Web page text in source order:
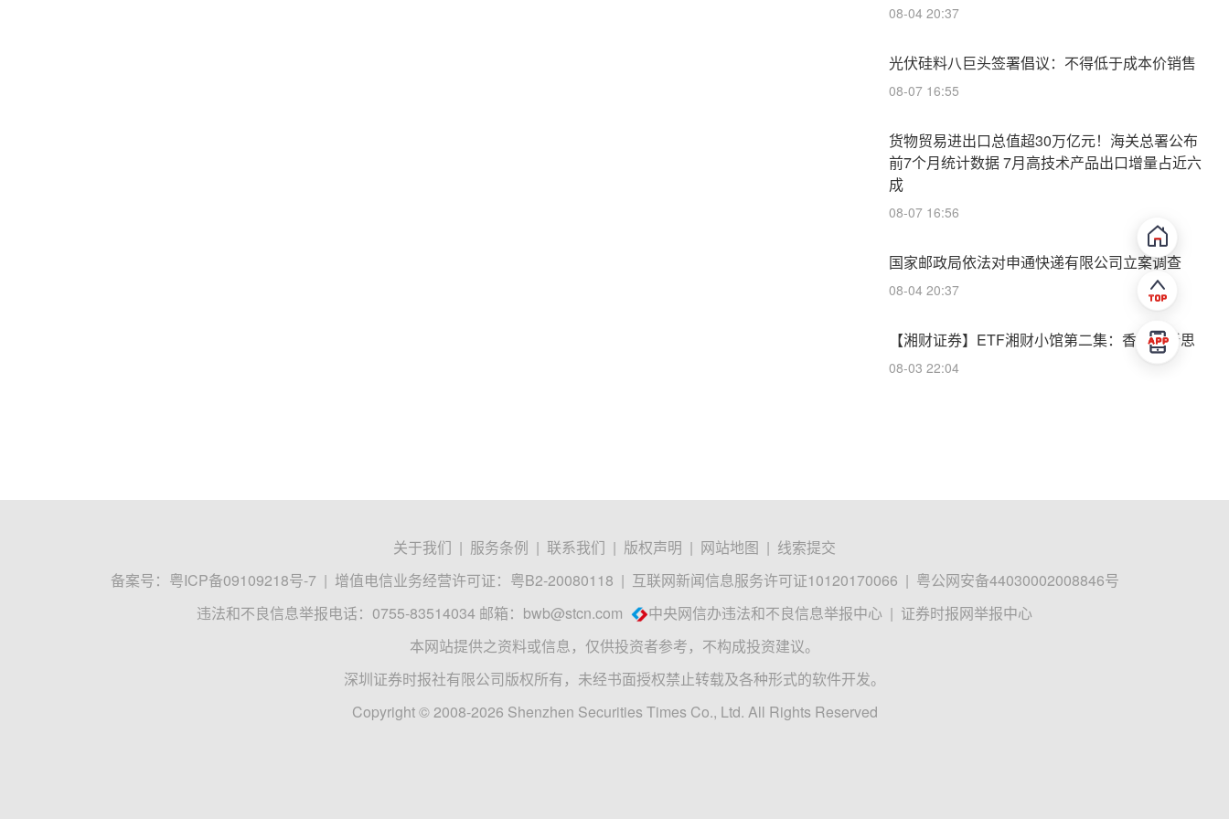
08-04 20:37
光伏硅料八巨头签署倡议：不得低于成本价销售
08-07 16:55
货物贸易进出口总值超30万亿元！海关总署公布
前7个月统计数据 7月高技术产品出口增量占近六
成
08-07 16:56
国家邮政局依法对申通快递有限公司立案调查
08-04 20:37
【湘财证券】ETF湘财小馆第二集：香辣启新思
08-03 22:04
关于我们 | 服务条例 | 联系我们 | 版权声明 | 网站地图 | 线索提交
备案号： 粤ICP备09109218号-7 | 增值电信业务经营许可证：粤B2-20080118 | 互联网新闻信息服务许可证10120170066 | 粤公网安备44030002008846号
违法和不良信息举报电话：0755-83514034 邮箱： bwb@stcn.com 中央网信办违法和不良信息举报中心 | 证券时报网举报中心
本网站提供之资料或信息，仅供投资者参考，不构成投资建议。
深圳证券时报社有限公司版权所有，未经书面授权禁止转载及各种形式的软件开发。
Copyright © 2008-2026 Shenzhen Securities Times Co., Ltd. All Rights Reserved